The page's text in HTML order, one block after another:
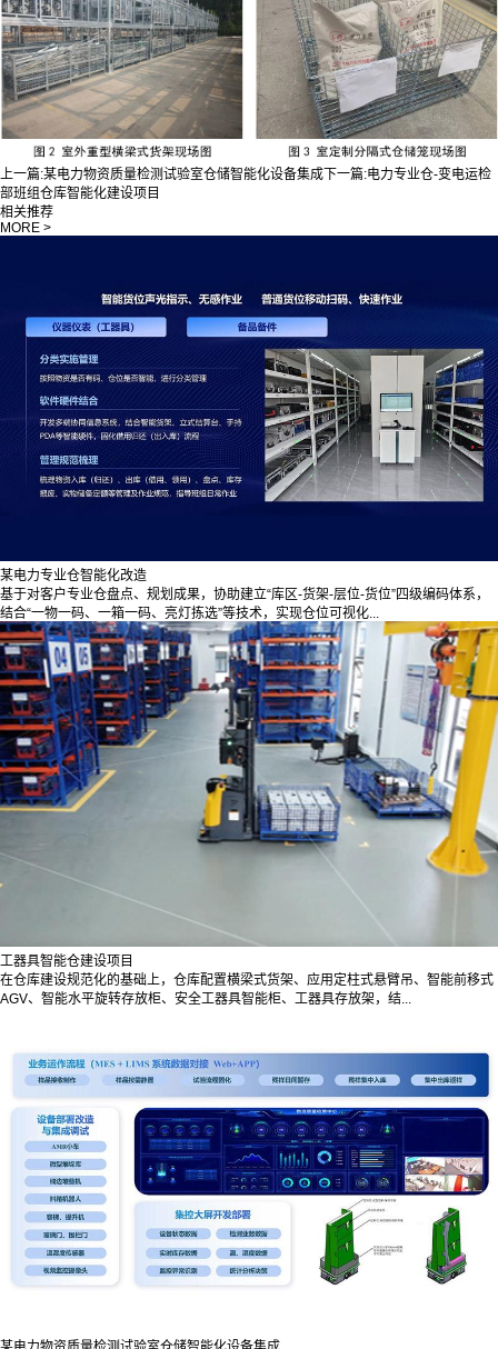
上一篇:某电力物资质量检测试验室仓储智能化设备集成 下一篇:电力专业仓-变电运检
部班组仓库智能化建设项目
相关推荐
MORE >
某电力专业仓智能化改造
基于对客户专业仓盘点、规划成果，协助建立“库区-货架-层位-货位”四级编码体系，
结合“一物一码、一箱一码、亮灯拣选”等技术，实现仓位可视化...
工器具智能仓建设项目
在仓库建设规范化的基础上，仓库配置横梁式货架、应用定柱式悬臂吊、智能前移式
AGV、智能水平旋转存放柜、安全工器具智能柜、工器具存放架，结...